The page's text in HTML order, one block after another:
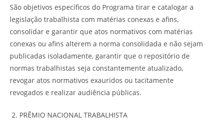
São objetivos específicos do Programa tirar e catalogar a
legislação trabalhista com matérias conexas e afins,
consolidar e garantir que atos normativos com matérias
conexas ou afins alterem a norma consolidada e não sejam
publicadas isoladamente, garantir que o repositório de
normas trabalhistas seja constantemente atualizado,
revogar atos normativos exauridos ou tacitamente
revogados e realizar audiência públicas.
PRÊMIO NACIONAL TRABALHISTA